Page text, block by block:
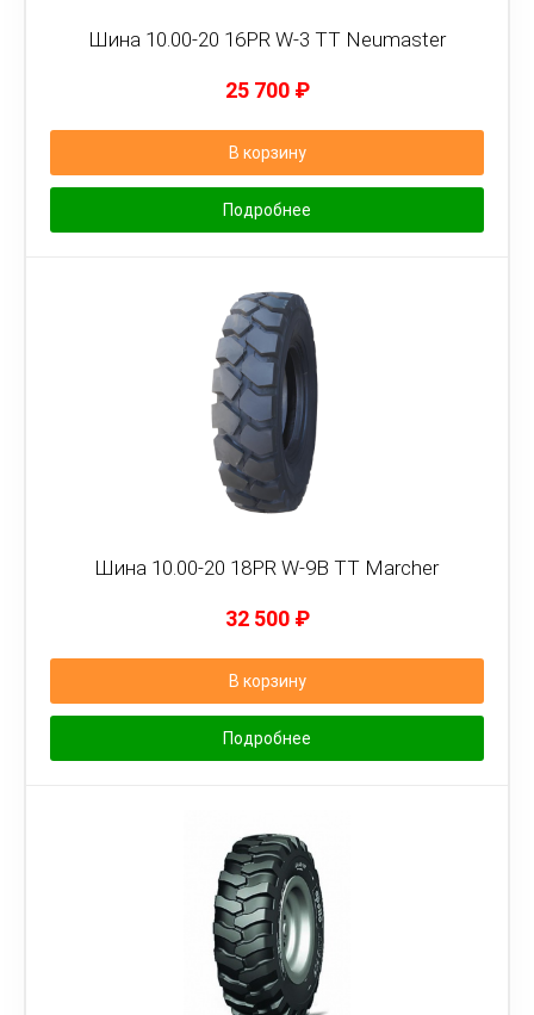
Шина 10.00-20 16PR W-3 TT Neumaster
25 700 ₽
В корзину
Подробнее
Шина 10.00-20 18PR W-9B TT Marcher
32 500 ₽
В корзину
Подробнее